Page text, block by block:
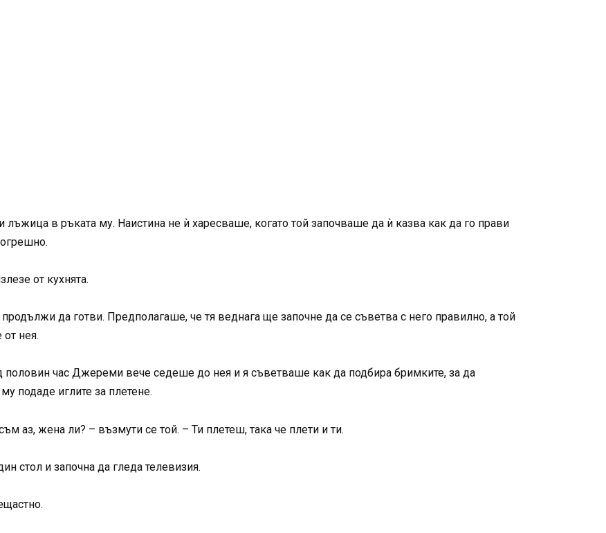
в ръката му. Наистина не ѝ харесваше, когато той започваше да ѝ казва как да го прави
от кухнята.
да готви. Предполагаше, че тя веднага ще започне да се съветва с него правилно, а той
нея.
половин час Джереми вече седеше до нея и я съветваше как да подбира бримките, за да
подаде иглите за плетене.
аз, жена ли? – възмути се той. – Ти плетеш, така че плети и ти.
стол и започна да гледа телевизия.